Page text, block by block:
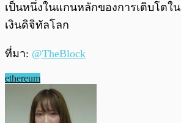
เป็นหนึ่งในแกนหลักของการเติบโตใ
เงินดิจิทัลโลก
ที่มา: @TheBlock
ethereum